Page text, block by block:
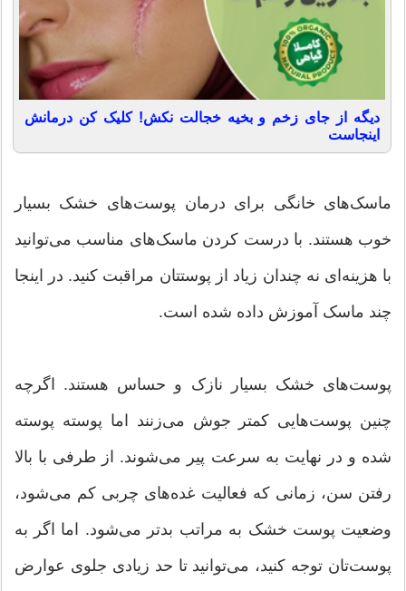
دیگه از جای زخم و بخیه خجالت نکش! کلیک کن درمانش
اینجاست
ماسک‌های خانگی برای درمان پوست‌های خشک بسیار
خوب هستند. با درست کردن ماسک‌های مناسب می‌توانید
با هزینه‌ای نه چندان زیاد از پوستتان مراقبت کنید. در اینجا
چند ماسک آموزش داده شده است.
پوست‌های خشک بسیار نازک و حساس هستند. اگرچه
چنین پوست‌هایی کمتر جوش می‌زنند اما پوسته پوسته
شده و در نهایت به سرعت پیر می‌‌شوند. از طرفی با بالا
رفتن سن، زمانی که فعالیت غده‌های چربی کم می‌‌شود،
وضعیت پوست خشک به مراتب بدتر می‌‌شود. اما اگر به
پوست‌تان توجه کنید، می‌‌توانید تا حد زیادی جلوی عوارض